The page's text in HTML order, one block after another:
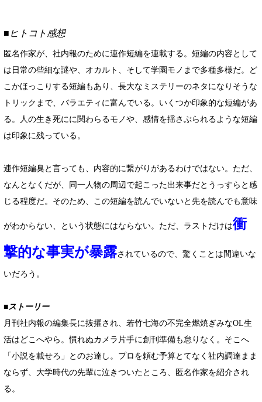
■ヒトコト感想
匿名作家が、社内報のために連作短編を連載する。短編の内容として
は日常の些細な謎や、オカルト、そして学園モノまで多種多様だ。ど
こかほっこりする短編もあり、長大なミステリーのネタになりそうな
トリックまで、バラエティに富んでいる。いくつか印象的な短編があ
る。人の生き死にに関わらるモノや、感情を揺さぶられるような短編
は印象に残っている。
連作短編臭と言っても、内容的に繋がりがあるわけではない。ただ、
なんとなくだが、同一人物の周辺で起こった出来事だとうっすらと感
じる程度だ。そのため、この短編を読んでいないと先を読んでも意味
がわからない、という状態にはならない。ただ、ラストだけは衝
撃的な事実が暴露されているので、驚くことは間違いな
いだろう。
■ストーリー
月刊社内報の編集長に抜擢され、若竹七海の不完全燃焼ぎみなOL生
活はどこへやら。慣れぬカメラ片手に創刊準備も怠りなく。そこへ
「小説を載せろ」とのお達し。プロを頼む予算とてなく社内調達まま
ならず、大学時代の先輩に泣きついたところ、匿名作家を紹介され
る。